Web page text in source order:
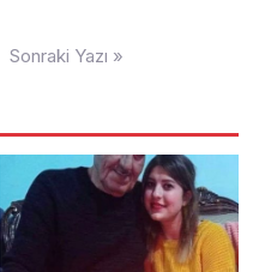
Sonraki Yazı »